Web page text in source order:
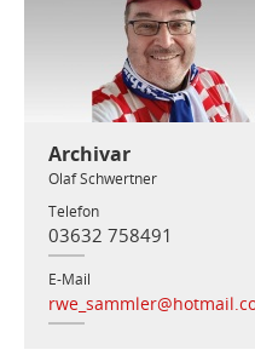
Archivar
Olaf Schwertner
Telefon
03632 758491
E-Mail